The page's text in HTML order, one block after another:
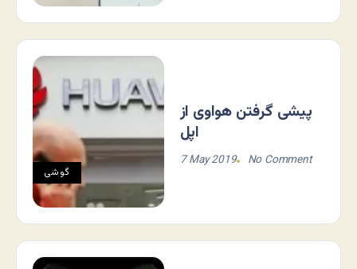
گوشی
پیشی گرفتن هواوی از
اپل
7 May 2019 No Comment